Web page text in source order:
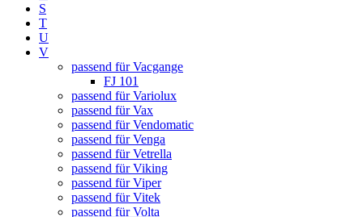
S
T
U
V
passend für Vacgange
FJ 101
passend für Variolux
passend für Vax
passend für Vendomatic
passend für Venga
passend für Vetrella
passend für Viking
passend für Viper
passend für Vitek
passend für Volta